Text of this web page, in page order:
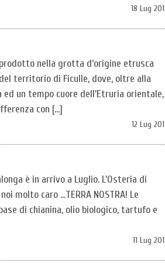
18 Lug
nella grotta d’origine etrusca
territorio di Ficulle, dove, oltre alla
ed un tempo cuore dell’Etruria orientale,
con […]
12 Lug
è in arrivo a Luglio. L’Osteria di
molto caro …TERRA NOSTRA! Le
di chianina, olio biologico, tartufo e
11 Lug